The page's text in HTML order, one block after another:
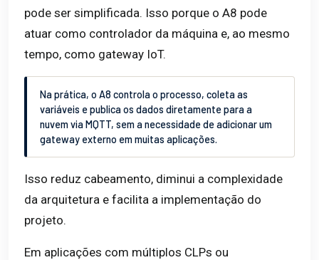
pode ser simplificada. Isso porque o A8 pode
atuar como controlador da máquina e, ao mesmo
tempo, como gateway IoT.
Na prática, o A8 controla o processo, coleta as
variáveis e publica os dados diretamente para a
nuvem via MQTT, sem a necessidade de adicionar um
gateway externo em muitas aplicações.
Isso reduz cabeamento, diminui a complexidade
da arquitetura e facilita a implementação do
projeto.
Em aplicações com múltiplos CLPs ou